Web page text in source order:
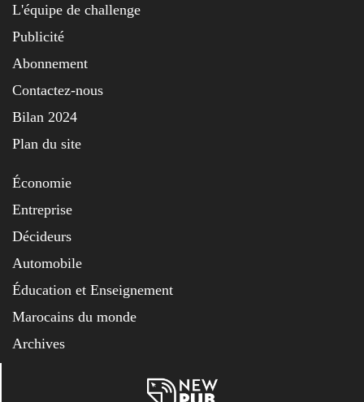
L'équipe de challenge
Publicité
Abonnement
Contactez-nous
Bilan 2024
Plan du site
Économie
Entreprise
Décideurs
Automobile
Éducation et Enseignement
Marocains du monde
Archives